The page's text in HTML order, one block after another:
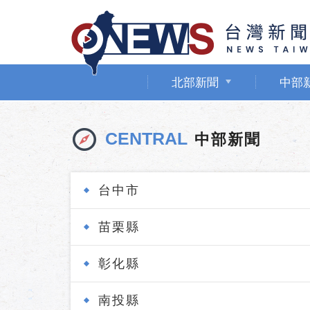
北部新聞 中部
CENTRAL 中部新聞
台中市
苗栗縣
彰化縣
南投縣